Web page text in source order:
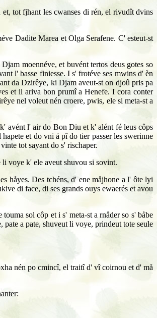
et, tot fjhant les cwanses di rén, el rivudît dvins
Dadite Marea et Olga Serafene. C' esteut-st
moennéve, et buvént tertos deus gotes so
l' basse finiesse. I s' frotéve ses mwins d' èn
da Dzirêye, ki Djam aveut-st on djoû pris pa
et il ariva bon prumî a Henefe. I cora conter
nel voleut nén croere, pwis, ele si meta-st a
avént l' air do Bon Diu et k' alént fé leus côps
et do vni å pî do tier passer les swerinne
tot sayant do s' rischaper.
voye k' ele aveut shuvou si sovint.
håyes. Des tchéns, d' ene måjhone a l' ôte lyi
di face, di ses grands ouys ewaerés et avou
sol côp et i s' meta-st a rnåder so s' båbe
a pate, shuveut li voye, prindeut tote seule
nén po cmincî, el traitî d' vî coirnou et d' må